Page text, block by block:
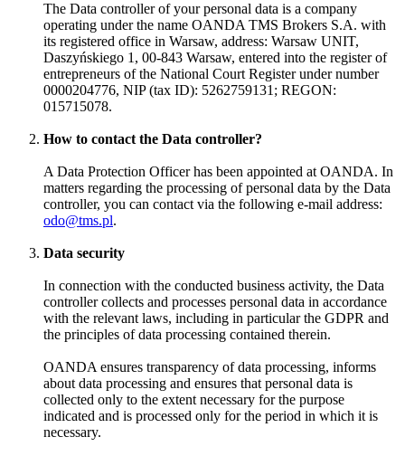
The Data controller of your personal data is a company
operating under the name OANDA TMS Brokers S.A. with
its registered office in Warsaw, address: Warsaw UNIT,
Daszyńskiego 1, 00-843 Warsaw, entered into the register of
entrepreneurs of the National Court Register under number
0000204776, NIP (tax ID): 5262759131; REGON:
015715078.
How to contact the Data controller?
A Data Protection Officer has been appointed at OANDA. In
matters regarding the processing of personal data by the Data
controller, you can contact via the following e-mail address:
odo@tms.pl.
Data security
In connection with the conducted business activity, the Data
controller collects and processes personal data in accordance
with the relevant laws, including in particular the GDPR and
the principles of data processing contained therein.
OANDA ensures transparency of data processing, informs
about data processing and ensures that personal data is
collected only to the extent necessary for the purpose
indicated and is processed only for the period in which it is
necessary.